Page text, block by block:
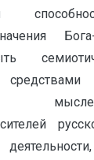
мысле-